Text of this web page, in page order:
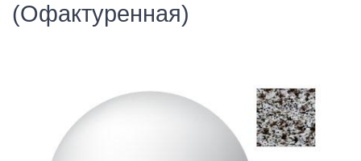
(Офактуренная)